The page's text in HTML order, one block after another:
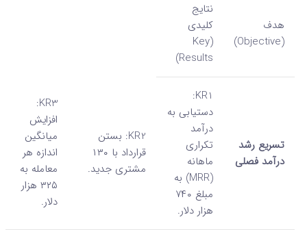
هدف
(Objective)
نتایج
کلیدی
(Key
Results)
تسریع رشد
درآمد فصلی
KR1:
دستیابی به
درآمد
تکراری
ماهانه
(MRR) به
مبلغ ۷۴۰
هزار دلار.
KR2: بستن
قرارداد با ۱۳۰
مشتری جدید.
KR3:
افزایش
میانگین
اندازه هر
معامله به
۳۲۵ هزار
دلار.